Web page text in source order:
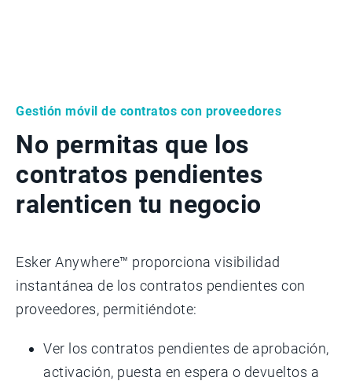
Gestión móvil de contratos con proveedores
No permitas que los
contratos pendientes
ralenticen tu negocio
Esker Anywhere™ proporciona visibilidad
instantánea de los contratos pendientes con
proveedores, permitiéndote:
Ver los contratos pendientes de aprobación,
activación, puesta en espera o devueltos a